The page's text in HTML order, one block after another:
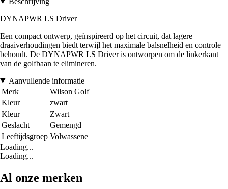
DYNAPWR LS Driver
Een compact ontwerp, geïnspireerd op het circuit, dat lagere
draaiverhoudingen biedt terwijl het maximale balsnelheid en controle
behoudt. De DYNAPWR LS Driver is ontworpen om de linkerkant
van de golfbaan te elimineren.
Aanvullende informatie
Merk
Wilson Golf
Kleur
zwart
Kleur
Zwart
Geslacht
Gemengd
Leeftijdsgroep Volwassene
Loading...
Loading...
Al onze merken